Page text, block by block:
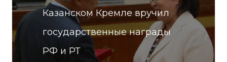
Казанском Кремле вручил
государственные награды
РФ и РТ